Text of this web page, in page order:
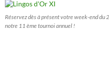
Réservez dès à présent votre week-end
notre 11 ème tournoi annuel !